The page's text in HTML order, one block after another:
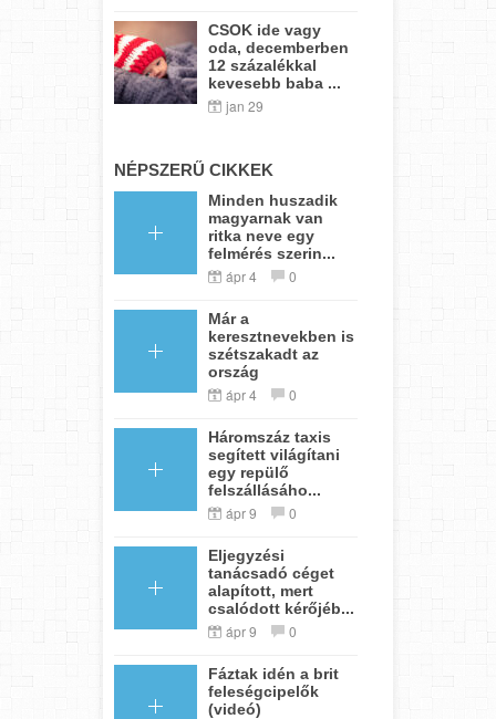
CSOK ide vagy
oda, decemberben
12 százalékkal
kevesebb baba ...
jan 29
NÉPSZERŰ CIKKEK
Minden huszadik
magyarnak van
ritka neve egy
felmérés szerin...
ápr 4 0
Már a
keresztnevekben is
szétszakadt az
ország
ápr 4 0
Háromszáz taxis
segített világítani
egy repülő
felszállásáho...
ápr 9 0
Eljegyzési
tanácsadó céget
alapított, mert
csalódott kérőjéb...
ápr 9 0
Fáztak idén a brit
feleségcipelők
(videó)